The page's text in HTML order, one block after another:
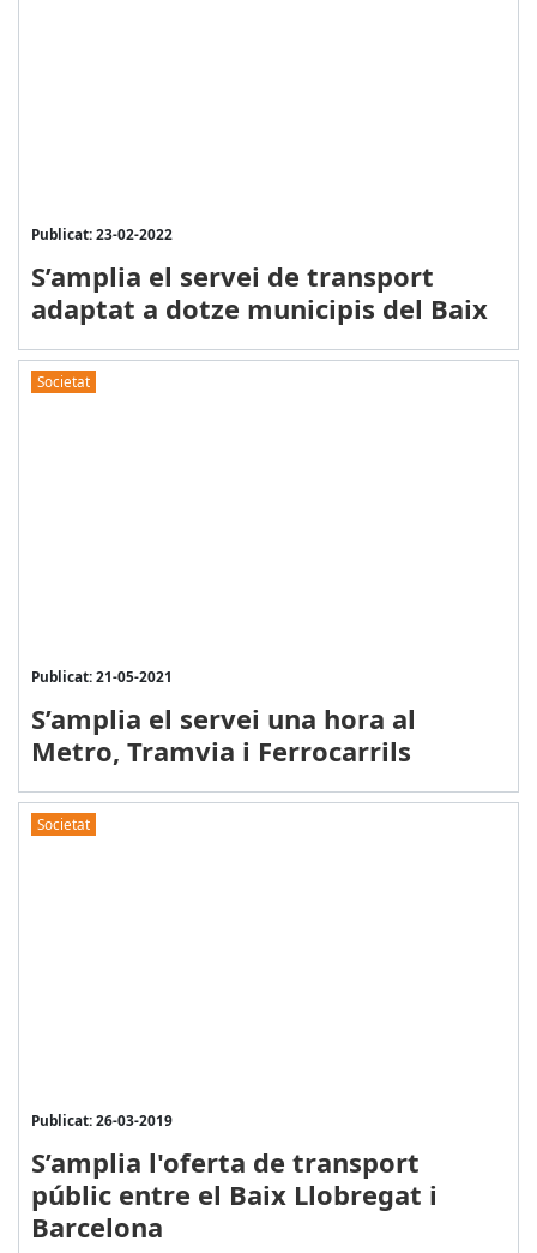
Publicat: 23-02-2022
S’amplia el servei de transport
adaptat a dotze municipis del Baix
Societat
Publicat: 21-05-2021
S’amplia el servei una hora al
Metro, Tramvia i Ferrocarrils
Societat
Publicat: 26-03-2019
S’amplia l'oferta de transport
públic entre el Baix Llobregat i
Barcelona